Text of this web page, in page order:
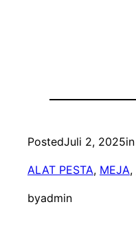
PostedJuli 2, 2025in
ALAT PESTA, MEJA,
byadmin